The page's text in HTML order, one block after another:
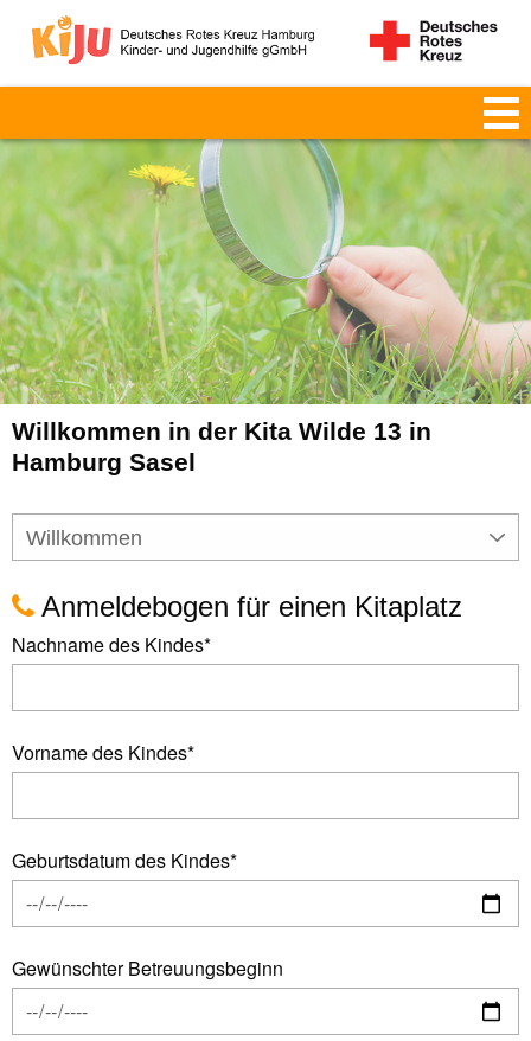
Willkommen in der Kita Wilde 13 in
Hamburg Sasel
Willkommen
Anmeldebogen für einen Kitaplatz
Nachname des Kindes*
Vorname des Kindes*
Geburtsdatum des Kindes*
Gewünschter Betreuungsbeginn